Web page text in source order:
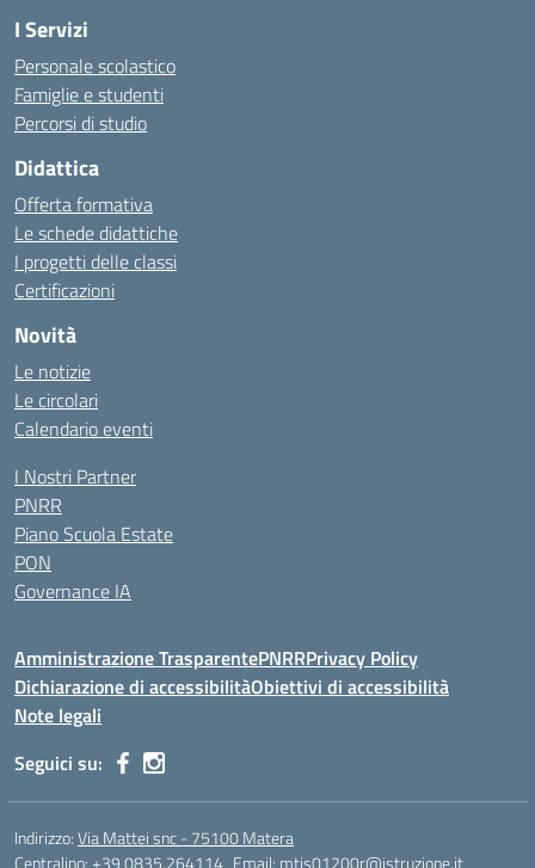
I Servizi
Personale scolastico
Famiglie e studenti
Percorsi di studio
Didattica
Offerta formativa
Le schede didattiche
I progetti delle classi
Certificazioni
Novità
Le notizie
Le circolari
Calendario eventi
I Nostri Partner
PNRR
Piano Scuola Estate
PON
Governance IA
Amministrazione TrasparentePNRRPrivacy Policy
Dichiarazione di accessibilitàObiettivi di accessibilità
Note legali
Seguici su:
Indirizzo:Via Mattei snc - 75100 Matera
Centralino:+39 0835.264114 Email: mtis01200r@istruzione.it